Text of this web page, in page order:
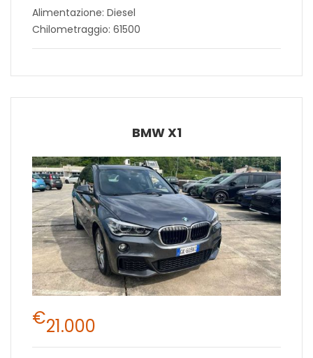
Alimentazione: Diesel
Chilometraggio: 61500
BMW X1
€21.000